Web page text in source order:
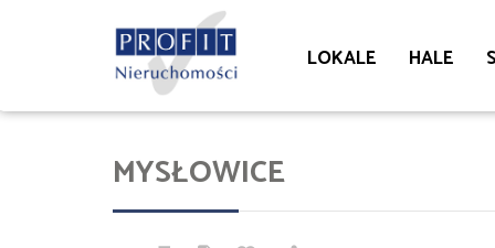
LOKALE HALE
MYSŁOWICE